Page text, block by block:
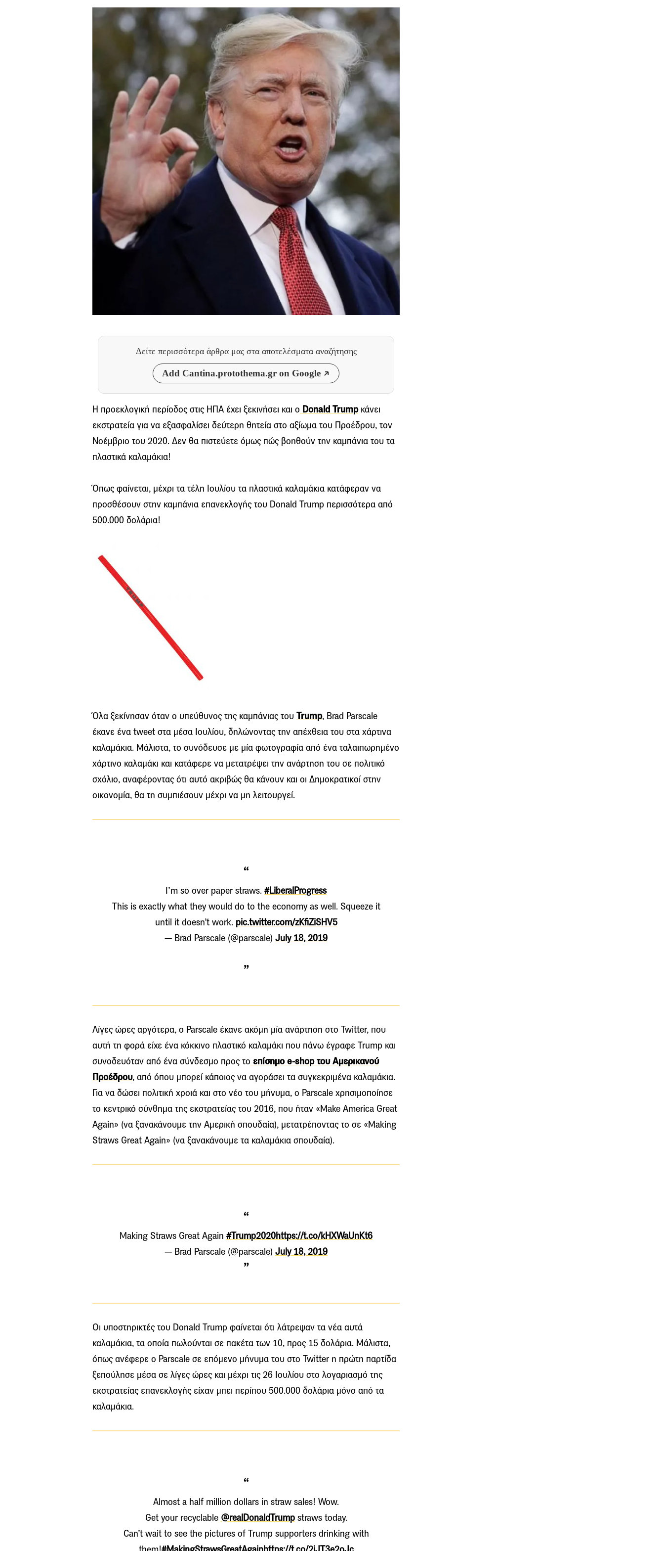
Δείτε περισσότερα άρθρα μας στα αποτελέσματα αναζήτησης
Add Cantina.protothema.gr on Google
Η προεκλογική περίοδος στις ΗΠΑ έχει ξεκινήσει και ο Donald Trumpκάνει
εκστρατεία για να εξασφαλίσει δεύτερη θητεία στο αξίωμα του Προέδρου, τον
Νοέμβριο του 2020. Δεν θα πιστεύετε όμως πώς βοηθούν την καμπάνια του τα
πλαστικά καλαμάκια!
Όπως φαίνεται, μέχρι τα τέλη Ιουλίου τα πλαστικά καλαμάκια κατάφεραν να
προσθέσουν στην καμπάνια επανεκλογής του Donald Trump περισσότερα από
500.000 δολάρια!
Όλα ξεκίνησαν όταν ο υπεύθυνος της καμπάνιας του Trump, Brad Parscale
έκανε ένα tweet στα μέσα Ιουλίου, δηλώνοντας την απέχθεια του στα χάρτινα
καλαμάκια. Μάλιστα, το συνόδευσε με μία φωτογραφία από ένα ταλαιπωρημένο
χάρτινο καλαμάκι και κατάφερε να μετατρέψει την ανάρτηση του σε πολιτικό
σχόλιο, αναφέροντας ότι αυτό ακριβώς θα κάνουν και οι Δημοκρατικοί στην
οικονομία, θα τη συμπιέσουν μέχρι να μη λειτουργεί.
I’m so over paper straws. #LiberalProgress
This is exactly what they would do to the economy as well. Squeeze it
until it doesn’t work. pic.twitter.com/zKfiZiSHV5
— Brad Parscale (@parscale) July 18, 2019
Λίγες ώρες αργότερα, ο Parscale έκανε ακόμη μία ανάρτηση στο Twitter, που
αυτή τη φορά είχε ένα κόκκινο πλαστικό καλαμάκι που πάνω έγραφε Trump και
συνοδευόταν από ένα σύνδεσμο προς το επίσημο e-shop του Αμερικανού
Προέδρου, από όπου μπορεί κάποιος να αγοράσει τα συγκεκριμένα καλαμάκια.
Για να δώσει πολιτική χροιά και στο νέο του μήνυμα, ο Parscale χρησιμοποίησε
το κεντρικό σύνθημα της εκστρατείας του 2016, που ήταν «Make America Great
Again» (να ξανακάνουμε την Αμερική σπουδαία), μετατρέποντας το σε «Making
Straws Great Again» (να ξανακάνουμε τα καλαμάκια σπουδαία).
Making Straws Great Again #Trump2020https://t.co/kHXWaUnKt6
— Brad Parscale (@parscale) July 18, 2019
Οι υποστηρικτές του Donald Trump φαίνεται ότι λάτρεψαν τα νέα αυτά
καλαμάκια, τα οποία πωλούνται σε πακέτα των 10, προς 15 δολάρια. Μάλιστα,
όπως ανέφερε ο Parscale σε επόμενο μήνυμα του στο Twitter η πρώτη παρτίδα
ξεπούλησε μέσα σε λίγες ώρες και μέχρι τις 26 Ιουλίου στο λογαριασμό της
εκστρατείας επανεκλογής είχαν μπει περίπου 500.000 δολάρια μόνο από τα
καλαμάκια.
Almost a half million dollars in straw sales! Wow.
Get your recyclable @realDonaldTrumpstraws today.
Can’t wait to see the pictures of Trump supporters drinking with